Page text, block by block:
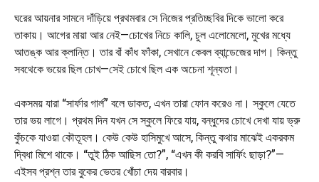
ঘরের আয়নার সামনে দাঁড়িয়ে প্রথমবার সে নিজের প্রতিচ্ছবির দিকে ভালো করে
তাকায়। আগের মায়া আর নেই—চোখের নিচে কালি, চুল এলোমেলো, মুখের মধ্যে
আতঙ্ক আর ক্লান্তি। তার বাঁ কাঁধ ফাঁকা, সেখানে কেবল ব্যান্ডেজের দাগ। কিন্তু
সবথেকে ভয়ের ছিল চোখ—সেই চোখে ছিল এক অচেনা শূন্যতা।
একসময় যারা “সার্ফার গার্ল” বলে ডাকত, এখন তারা ফোন করেও না। স্কুলে যেতে
তার ভয় লাগে। প্রথম দিন যখন সে স্কুলে ফিরে যায়, বন্ধুদের চোখে দেখা যায় ভ্রু
কুঁচকে যাওয়া কৌতূহল। কেউ কেউ হাসিমুখে আসে, কিন্তু কথার মাঝেই একরকম
দ্বিধা মিশে থাকে। “তুই ঠিক আছিস তো?”, “এখন কী করবি সার্ফিং ছাড়া?”—
এইসব প্রশ্ন তার বুকের ভেতর খোঁচা দেয় বারবার।